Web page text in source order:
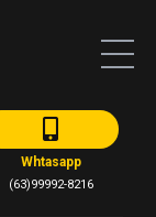
Whtasapp
(63)99992-8216